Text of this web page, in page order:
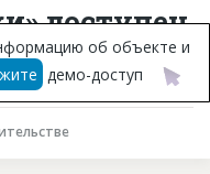
доступен
об объекте и
демо-доступ